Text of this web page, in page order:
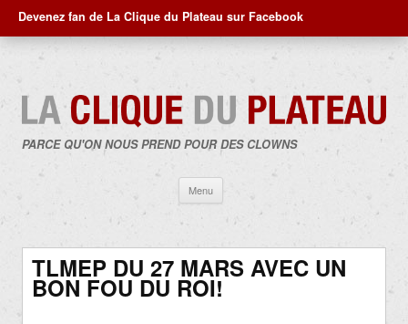
Devenez fan de La Clique du Plateau sur Facebook
PARCE QU'ON NOUS PREND POUR DES CLOWNS
Menu
contenu
TLMEP DU 27 MARS AVEC UN
BON FOU DU ROI!